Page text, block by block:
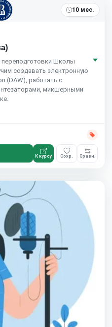
10 мес.
Школы
создавать электронную
(DAW), работать с
микшерными
К курсу Сохр. Сравн.